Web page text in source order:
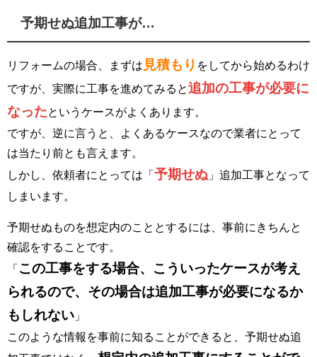
予期せぬ追加工事が…
リフォームの場合、まずは 見積もり をしてから始めるわけ
ですが、実際に工事を進めてみると追加の工事が必要に
なった というケースがよくあります。
ですが、逆に言うと、よくあるケースなので業者にとって
は当たり前とも言えます。
しかし、依頼者にとっては「 予期せぬ 」追加工事となって
しまいます。
予期せぬものを想定内のこととするには、事前にきちんと
確認をすることです。
「 この工事をする場合、こういったケースが考え
られるので、その場合は追加工事が必要になるか
もしれない 」
このような情報を事前に知ることができると、予期せぬ追